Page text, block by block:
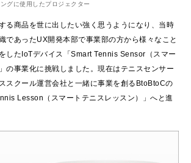
グに使用したプロジェクター
る商品を世に出したい強く思うようになり、当時
であったUX開発本部で事業部の方から様々なこと
したIoTデバイス「Smart Tennis Sensor（スマー
の事業化に挑戦しました。現在はテニスセンサー
スクール運営会社と一緒に事業を創るBtoBtoCの
Lesson（スマートテニスレッスン）」へと進